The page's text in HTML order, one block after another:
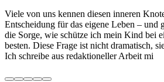
Viele von uns kennen diesen inneren
Entscheidung für das eigene Leben – und
die Sorge, wie schütze ich mein Kind bei
besten. Diese Frage ist nicht dramatisch,
Ich schreibe aus redaktioneller Arbeit mi